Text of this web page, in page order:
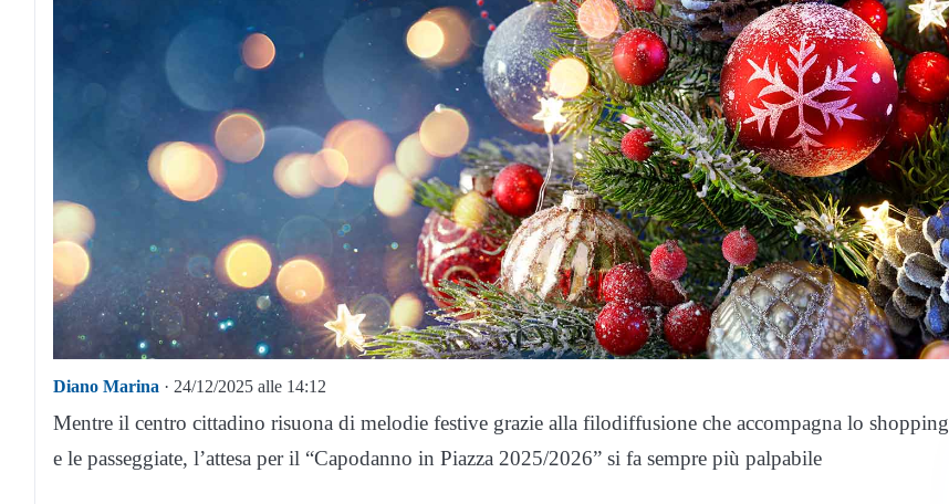
Diano Marina · 24/12/2025 alle 14:12
Mentre il centro cittadino risuona di melodie festive grazie alla filodiffusione che accompagna lo shopping
e le passeggiate, l’attesa per il “Capodanno in Piazza 2025/2026” si fa sempre più palpabile